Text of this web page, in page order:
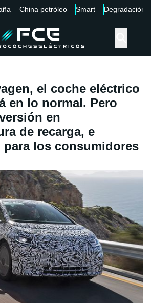
China petróleo Smart Degradación
el coche eléctrico
en lo normal. Pero
en
de recarga, e
los consumidores